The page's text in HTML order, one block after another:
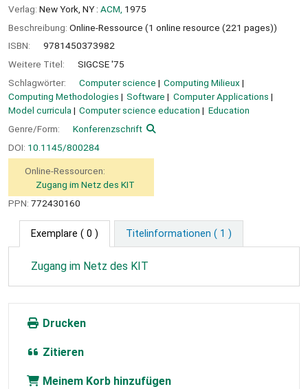
Verlag: New York, NY : ACM, 1975
Beschreibung: Online-Ressource (1 online resource (221 pages))
ISBN:
9781450373982
Weitere Titel:
SIGCSE '75
Schlagwörter:
Computer science
Computing Milieux
Computing Methodologies
Software
Computer Applications
Model curricula
Computer science education
Education
Genre/Form:
Konferenzschrift
DOI: 10.1145/800284
Online-Ressourcen:
Zugang im Netz des KIT
PPN: 772430160
Exemplare ( 0 ) Titelinformationen ( 1 )
Zugang im Netz des KIT
Drucken
Zitieren
Meinem Korb hinzufügen